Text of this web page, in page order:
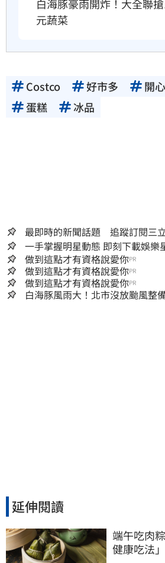
白海豚豪雨開炸！大全聯
元蔬菜
Costco 好市多 開
蛋糕
冰品
最即時的新聞話題 追蹤訂閱三
一手掌握明星動態 即刻下
做到這點才有資格說愛你PR
做到這點才有資格說愛你PR
做到這點才有資格說愛你PR
白海豚風雨大！北市沒放颱風
延伸閱讀
端午吃肉
健康吃法」